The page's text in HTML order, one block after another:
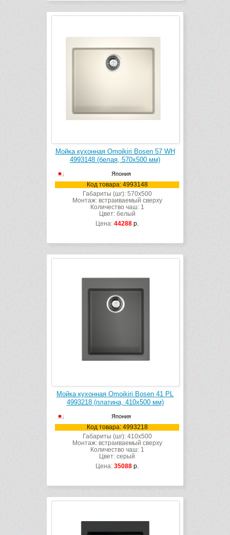
Мойка кухонная Omoikiri Bosen 57 WH
4993148 (белая, 570х500 мм)
Япония
Код товара: 4993148
Габариты (шг): 570x500
Монтаж: встраиваемый сверху
Количество чаш: 1
Цвет: белый
Цена: 44288 р.
Мойка кухонная Omoikiri Bosen 41 PL
4993218 (платина, 410х500 мм)
Япония
Код товара: 4993218
Габариты (шг): 410x500
Монтаж: встраиваемый сверху
Количество чаш: 1
Цвет: серый
Цена: 35088 р.